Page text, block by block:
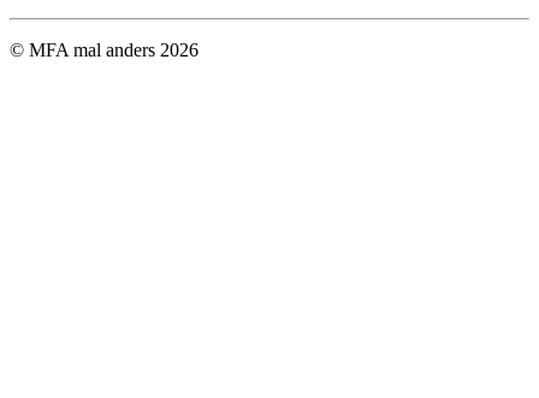
© MFA mal anders 2026